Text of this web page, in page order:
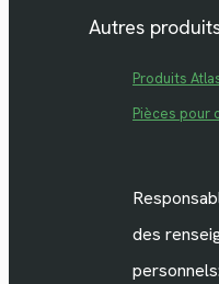
Autres
Produits
Pièces pour
des
personnels: